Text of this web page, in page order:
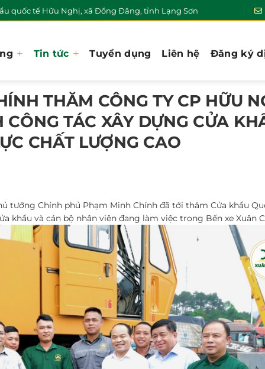
quốc tế Hữu Nghị, xã Đồng Đăng, tỉnh Lạng Sơn
Tin tức Tuyển dụng Liên hệ Đăng ký
THĂM CÔNG TY CP HỮU
TÁC XÂY DỰNG CỬA
CHẤT LƯỢNG CAO
tướng Chính phủ Phạm Minh Chính đã tới thăm Cửa khẩu
khẩu và cán bộ nhân viên đang làm việc trong Bến xe Xuân